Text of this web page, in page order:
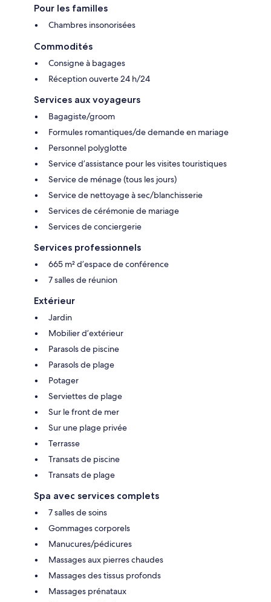
Pour les familles
Chambres insonorisées
Commodités
Consigne à bagages
Réception ouverte 24 h/24
Services aux voyageurs
Bagagiste/groom
Formules romantiques/de demande en mariage
Personnel polyglotte
Service d’assistance pour les visites touristiques
Service de ménage (tous les jours)
Service de nettoyage à sec/blanchisserie
Services de cérémonie de mariage
Services de conciergerie
Services professionnels
665 m² d’espace de conférence
7 salles de réunion
Extérieur
Jardin
Mobilier d’extérieur
Parasols de piscine
Parasols de plage
Potager
Serviettes de plage
Sur le front de mer
Sur une plage privée
Terrasse
Transats de piscine
Transats de plage
Spa avec services complets
7 salles de soins
Gommages corporels
Manucures/pédicures
Massages aux pierres chaudes
Massages des tissus profonds
Massages prénataux